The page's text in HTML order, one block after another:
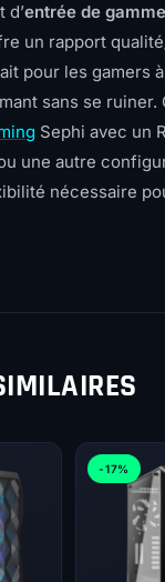
d’entrée de gamme
un rapport
pour les gamers
sans se ruiner.
Sephi avec un
une autre
nécessaire
-17%